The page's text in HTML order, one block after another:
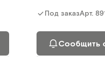
Под заказАрт.
Сообщить